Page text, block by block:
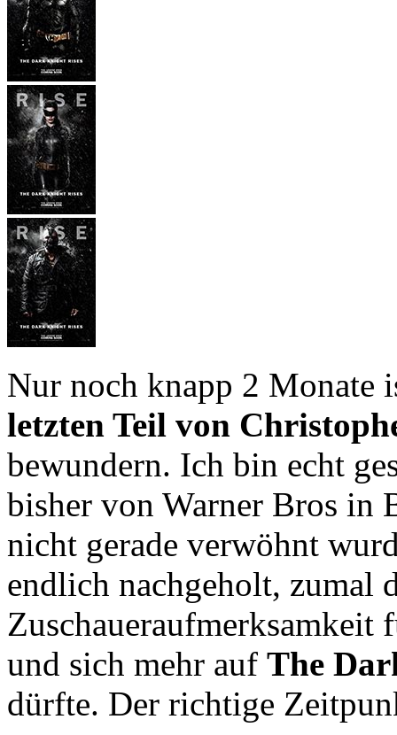
Nur noch knapp 2 Monate
letzten Teil von
bewundern. Ich bin echt
bisher von Warner Bros in
nicht gerade verwöhnt
endlich nachgeholt, zumal
Zuschaueraufmerksamkeit
und sich mehr auf The
dürfte. Der richtige